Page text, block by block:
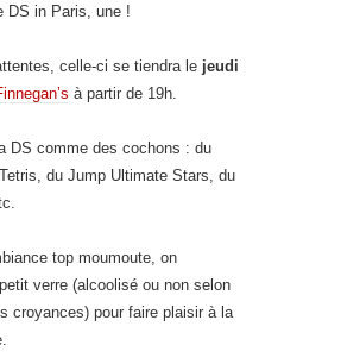
DS in Paris, une !
celle-ci se tiendra le jeudi
à partir de 19h.
DS comme des cochons : du
du Jump Ultimate Stars, du
top moumoute, on
verre (alcoolisé ou non selon
croyances) pour faire plaisir à la